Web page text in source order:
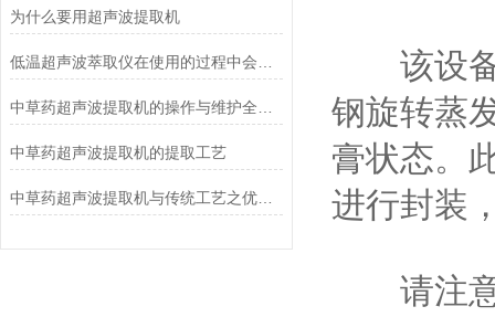
为什么要用超声波提取机
中草药超声波提取机的提取工艺
中草药超声波提取机与传统工艺之优劣对比
该设备
钢旋转蒸
膏状态。
进行封装
请注意